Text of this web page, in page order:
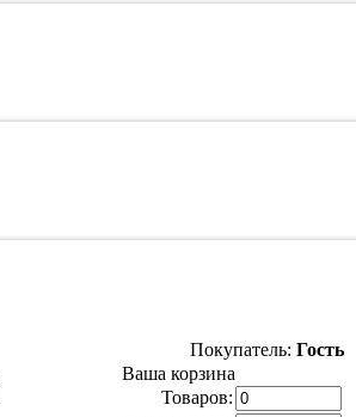
Покупатель: Гость
Ваша корзина
Товаров: